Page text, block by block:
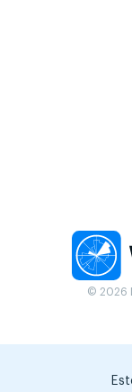
© 2026